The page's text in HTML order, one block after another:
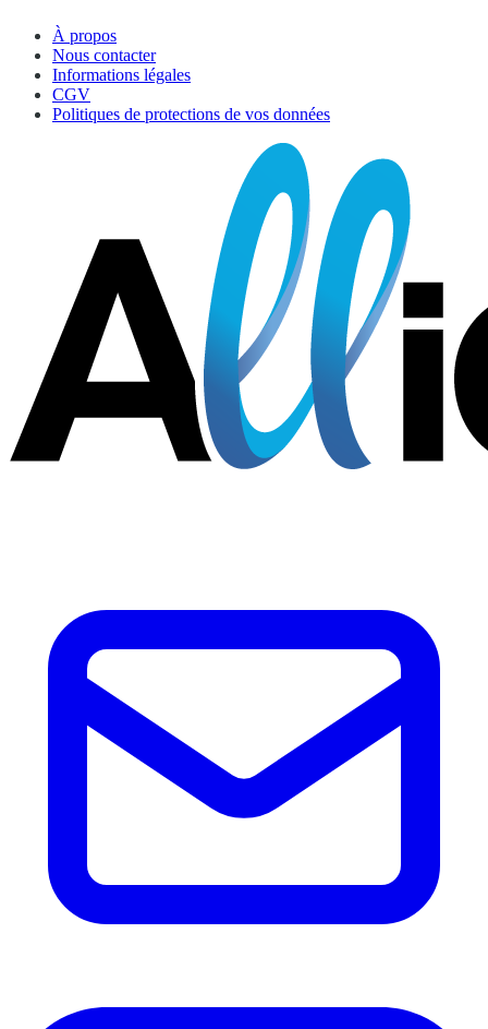
À propos
Nous contacter
Informations légales
CGV
Politiques de protections de vos données